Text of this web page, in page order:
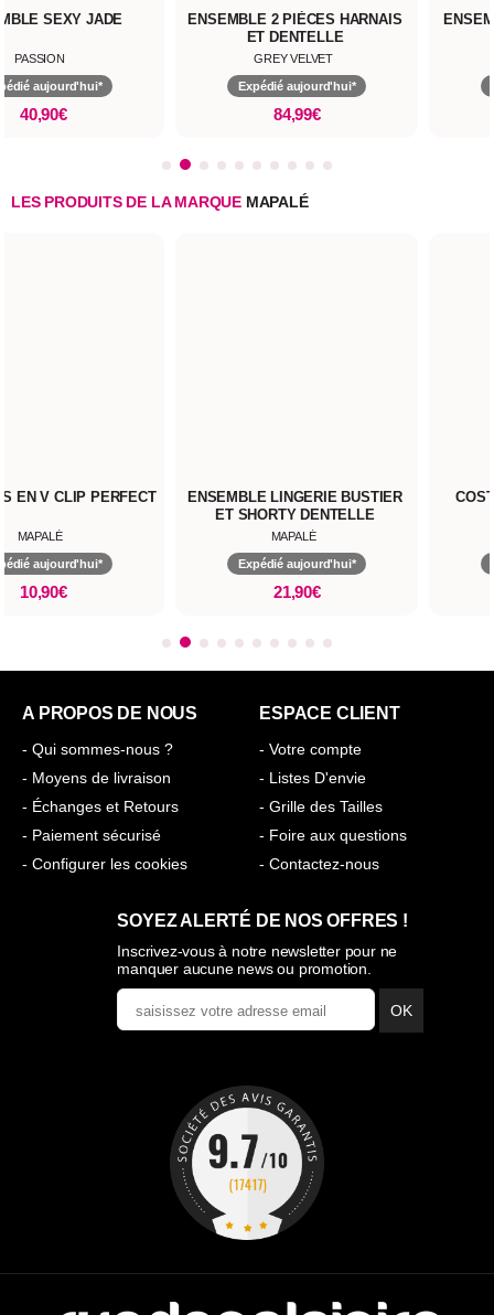
SEXY JADE
PASSION
aujourd'hui*
40,90€
ENSEMBLE 2 PIÈCES HARNAIS
ET DENTELLE
GREY VELVET
Expédié aujourd'hui*
84,99€
LES PRODUITS DE LA MARQUE MAPALÉ
PERFECT
ENSEMBLE LINGERIE BUSTIER
ET SHORTY DENTELLE
Expédié aujourd'hui*
COSTUME SEXY
Expédié
A PROPOS DE NOUS
- Qui sommes-nous ?
- Moyens de livraison
- Échanges et Retours
- Paiement sécurisé
- Configurer les cookies
ESPACE CLIENT
- Votre compte
- Listes D'envie
- Grille des Tailles
- Foire aux questions
- Contactez-nous
SOYEZ ALERTÉ DE NOS OFFRES !
Inscrivez-vous à notre newsletter pour ne
manquer aucune news ou promotion.
OK